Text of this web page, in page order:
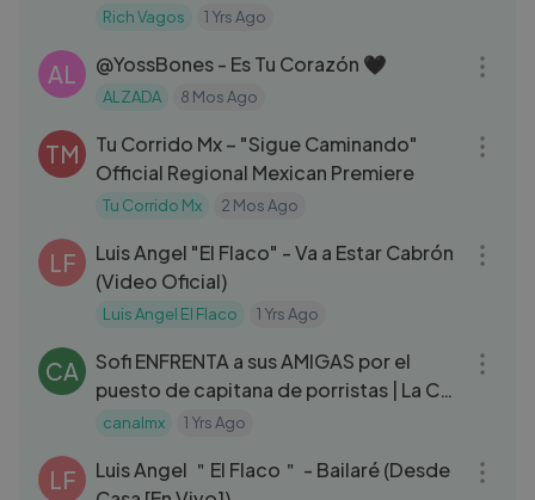
Rich Vagos 1 Yrs Ago
AL ‪@YossBones‬ - Es Tu Corazón 🖤
ALZADA 8 Mos Ago
TM
Tu Corrido Mx – "Sigue Caminando"
Official Regional Mexican Premiere
Tu Corrido Mx 2 Mos Ago
LF
Luis Angel "El Flaco" - Va a Estar Cabrón
(Video Oficial)
Luis Angel El Flaco 1 Yrs Ago
CA
Sofi ENFRENTA a sus AMIGAS por el
puesto de capitana de porristas | La CQ
Nuevo Ingreso | C8 T2
canalmx 1 Yrs Ago
LF
Luis Angel ＂El Flaco＂ - Bailaré (Desde